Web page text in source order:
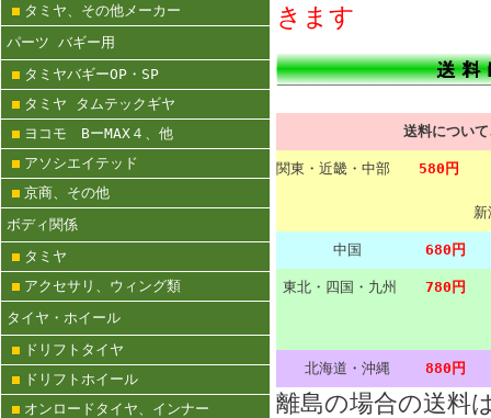
タミヤ、その他メーカー
パーツ バギー用
タミヤバギーOP・SP
タミヤ タムテックギヤ
ヨコモ BーMAX４、他
アソシエイテッド
京商、その他
ボディ関係
タミヤ
アクセサリ、ウィング類
タイヤ・ホイール
ドリフトタイヤ
ドリフトホイール
オンロードタイヤ、インナー
きます
送料につい
関東・近畿・中部 580円
中国 680円
東北・四国・九州 780円
北海道・沖縄 880円
離島の場合の送料